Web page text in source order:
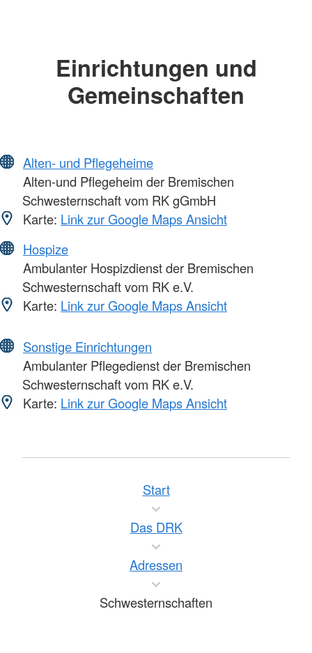
Einrichtungen und
Gemeinschaften
Alten- und Pflegeheime
Alten-und Pflegeheim der Bremischen
Schwesternschaft vom RK gGmbH
Karte: Link zur Google Maps Ansicht
Hospize
Ambulanter Hospizdienst der Bremischen
Schwesternschaft vom RK e.V.
Karte: Link zur Google Maps Ansicht
Sonstige Einrichtungen
Ambulanter Pflegedienst der Bremischen
Schwesternschaft vom RK e.V.
Karte: Link zur Google Maps Ansicht
Start
Das DRK
Adressen
Schwesternschaften